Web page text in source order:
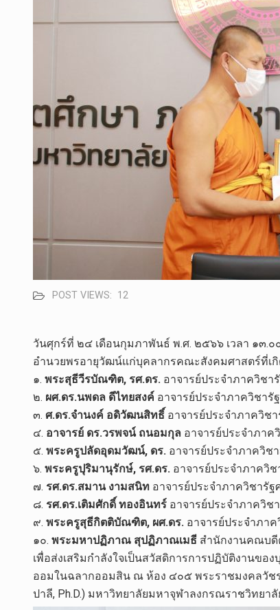
POST VIEWS: 12
วันศุกร์ที่ ๒๔ เดือนกุมภาพันธ์ พ.ศ. ๒๕๖๖ เวลา ๑๓.๐
อำนวยพรอายุวัฒน์แก่บุคลากรคณะสังคมศาสตร์ที่เ
๑. พระสุธีวีรบัณฑิต, รศ.ดร. อาจารย์ประจำภาควิชา
๒. ผศ.ดร.นพดล ดีไทยสงค์ อาจารย์ประจำภาควิชารั
๓. ศ.ดร.จำนงค์ อดิวัฒนสิทธิ์ อาจารย์ประจำภาควิช
๔. อาจารย์ ดร.วรพจน์ ถนอมกุล อาจารย์ประจำภาค
๕. พระครูปลัดอุดมวัฒน์, ดร. อาจารย์ประจำภาควิช
๖. พระครูปุริมานุรักษ์, รศ.ดร. อาจารย์ประจำภาควิช
๗. รศ.ดร.สมาน งามสนิท อาจารย์ประจำภาควิชารัฐ
๘. รศ.ดร.เติมศักดิ์ ทองอินทร์ อาจารย์ประจำภาควิช
๙. พระครูสุธีกิตติบัณฑิต, ผศ.ดร. อาจารย์ประจำภา
๑๐. พระมหาปฏิภาณ สุปฏิภาณเมธี สำนักงานคณบ
เพื่อส่งเสริมกำลังใจเป็นสวัสดิการการปฏิบัติงานข
ออมในฉลากออมสิน ณ ห้อง ๔๐๕ พระราชมงคลวั
ปาลี, Ph.D.) มหาวิทยาลัยมหาจุฬาลงกรณราชวิทยา